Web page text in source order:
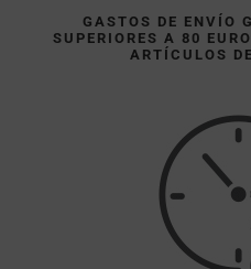
GASTOS DE ENVÍO
SUPERIORES A 80
ARTÍCULOS